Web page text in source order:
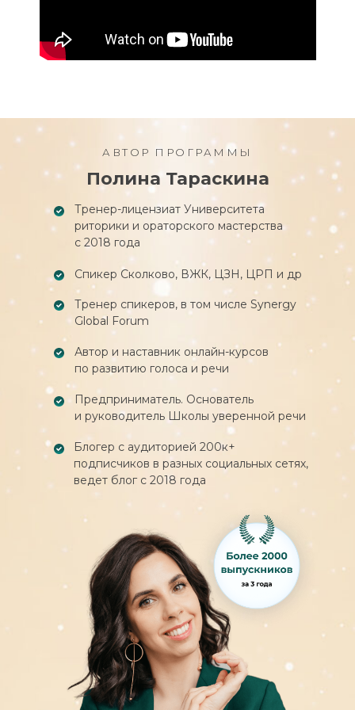
Бонусный урок «Карта сообщений:
гениальный способ структурировать любое
выступление»
аудиторию в диалог
Урок «Что делает выступление
интересным»
Урок «Как говорить, чтобы слушали»
Урок «Как говорить, чтобы понимали:
диалог»
Урок «Как говорить, чтобы понимали:
картина из слов»
Урок « Как рассказывать истории
интересно»
Бонусный урок
Модуль 4. Учимся презентовать себя
Урок «Почему КАЖДОМУ нужна
самопрезентация»
Урок «Ошибки самопрезентации»
Урок «Схема самопрезентации:
экспертность, результат, польза»
Консультация с Полиной
по самопрезентации
Финальное задание
Тренер-лицензиат Университета
риторики и ораторского мастерства
с 2018 года
Спикер Сколково, ВЖК, ЦЗН, ЦРП и др
Тренер спикеров, в том числе Synergy
Global Forum
Автор и наставник онлайн-курсов
по развитию голоса и речи
Предприниматель. Основатель
и руководитель Школы уверенной речи
Блогер с аудиторией 200к+
подписчиков в разных социальных сетях,
ведет блог с 2018 года
Полина Тараскина
АВТОР ПРОГРАММЫ